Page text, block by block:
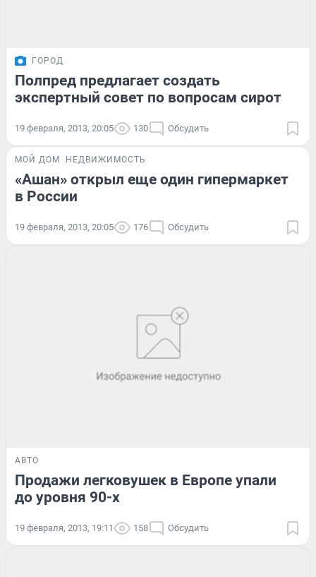
ГОРОД
Полпред предлагает создать
экспертный совет по вопросам сирот
19 февраля, 2013, 20:05 130 Обсудить
МОЙ ДОМ НЕДВИЖИМОСТЬ
«Ашан» открыл еще один гипермаркет
в России
19 февраля, 2013, 20:05 176 Обсудить
АВТО
Продажи легковушек в Европе упали
до уровня 90-х
19 февраля, 2013, 19:11 158 Обсудить